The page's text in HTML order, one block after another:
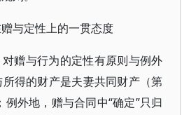
赠与定性上的一贯态度
赠与行为的定性有原则与例外
得的财产是夫妻共同财产（第
外地，赠与合同中“确定”只归